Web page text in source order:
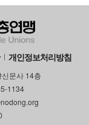
개인정보처리방침
문사 14층
1134